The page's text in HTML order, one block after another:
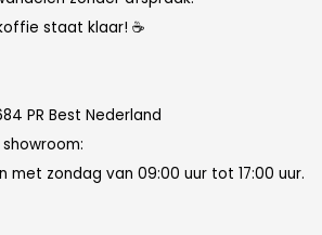
staat klaar! ☕
PR Best Nederland
met zondag van 09:00 uur tot 17:00 uur.